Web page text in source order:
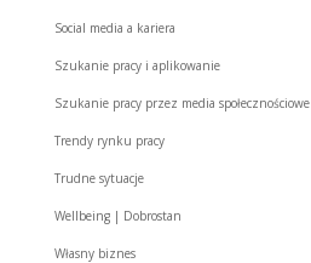
Social media a kariera
Szukanie pracy i aplikowanie
Szukanie pracy przez media społecznościowe
Trendy rynku pracy
Trudne sytuacje
Wellbeing | Dobrostan
Własny biznes